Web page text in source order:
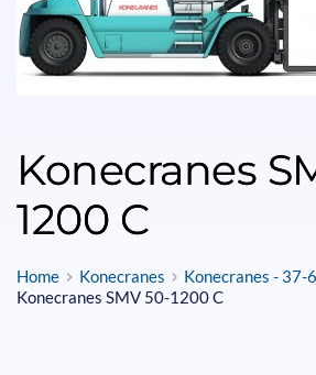
Konecranes
1200 C
Home Konecranes
Konecranes -
Konecranes SMV 50-1200 C